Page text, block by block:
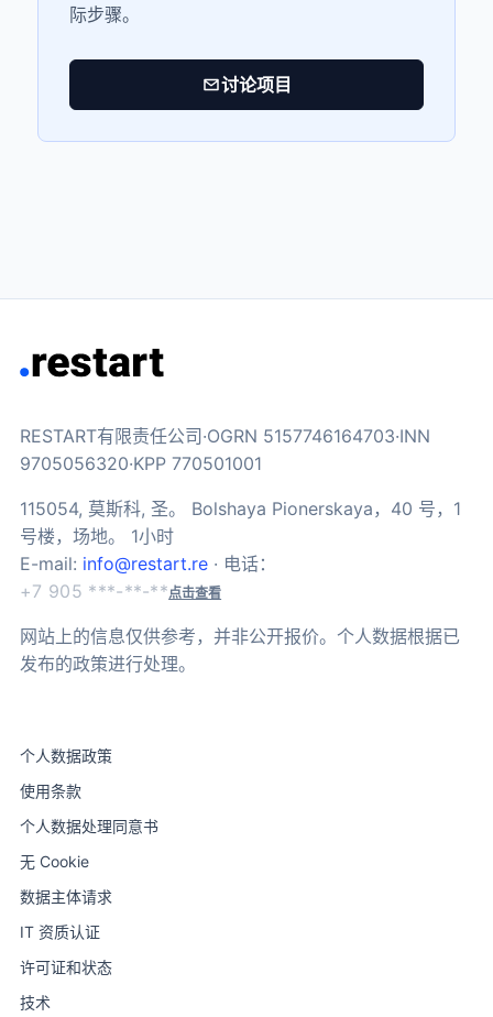
际步骤。
讨论项目
RESTART有限责任公司·OGRN 5157746164703·INN
9705056320·KPP 770501001
115054, 莫斯科, 圣。 Bolshaya Pionerskaya，40 号，1
号楼，场地。 1小时
E-mail: info@restart.re · 电话：
+7 905 ***-**-**点击查看
网站上的信息仅供参考，并非公开报价。个人数据根据已
发布的政策进行处理。
个人数据政策
使用条款
个人数据处理同意书
无 Cookie
数据主体请求
IT 资质认证
许可证和状态
技术